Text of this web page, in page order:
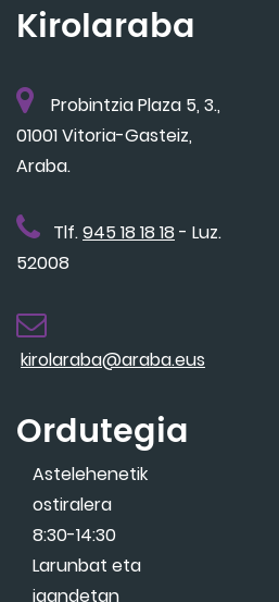
Kirolaraba
Probintzia Plaza 5, 3.,
01001 Vitoria-Gasteiz,
Araba.
Tlf.945 18 18 18 - Luz.
52008
kirolaraba@araba.eus
Ordutegia
Astelehenetik
ostiralera
8:30-14:30
Larunbat eta
igandetan